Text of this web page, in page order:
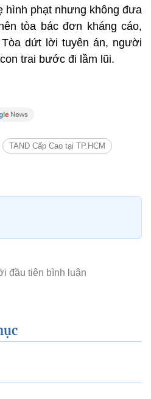
hình phạt nhưng không đưa
tòa bác đơn kháng cáo,
dứt lời tuyên án, người
trai bước đi lầm lũi.
TAND Cấp Cao tại TP.HCM